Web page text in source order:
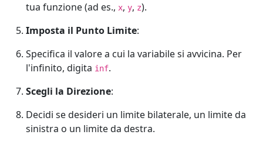
tua funzione (ad es., x, y, z).
Imposta il Punto Limite:
Specifica il valore a cui la variabile si avvicina. Per
l'infinito, digita inf.
Scegli la Direzione:
Decidi se desideri un limite bilaterale, un limite da
sinistra o un limite da destra.